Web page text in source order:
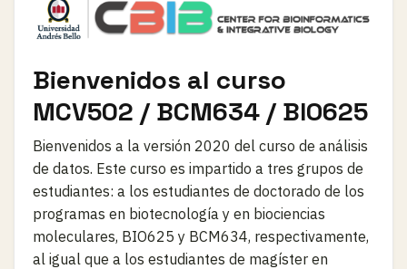
Bienvenidos al curso
MCV502 / BCM634 / BIO625
Bienvenidos a la versión 2020 del curso de análisis
de datos. Este curso es impartido a tres grupos de
estudiantes: a los estudiantes de doctorado de los
programas en biotecnología y en biociencias
moleculares, BIO625 y BCM634, respectivamente,
al igual que a los estudiantes de magíster en